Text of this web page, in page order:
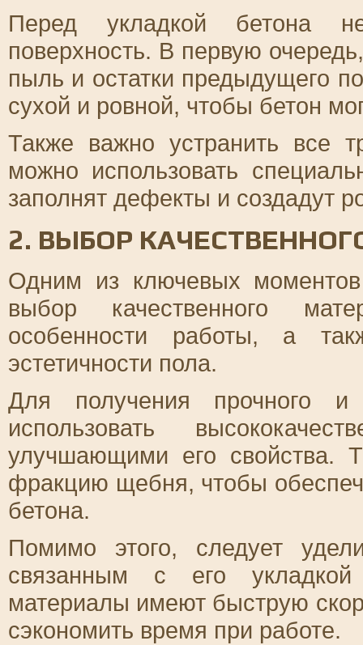
Перед укладкой бетона
поверхность. В первую
пыль и остатки предыдущего
сухой и ровной, чтобы бетон
Также важно устранить все
можно использовать
заполнят дефекты и создадут
2. ВЫБОР
Одним из ключевых
выбор качественного
особенности работы, а
эстетичности пола.
Для получения прочного и
использовать
улучшающими его свойства.
фракцию щебня, чтобы
бетона.
Помимо этого, следует
связанным с его
материалы имеют быструю
сэкономить время при работе.